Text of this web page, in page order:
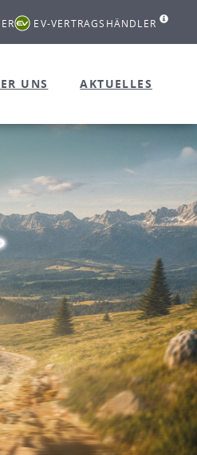
EV-VERTRAGSHÄNDLER
UNS AKTUELLES